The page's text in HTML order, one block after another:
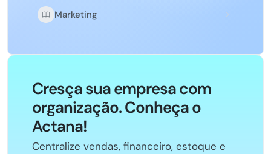
Marketing
Cresça sua empresa com
organização. Conheça o
Actana!
Centralize vendas, financeiro, estoque e